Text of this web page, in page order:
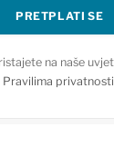
na naše
Pravilima privatnosti